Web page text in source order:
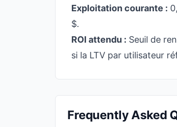
Exploitation courante :
$.
ROI attendu : Seuil de
si la LTV par utilisateur
Frequently Asked